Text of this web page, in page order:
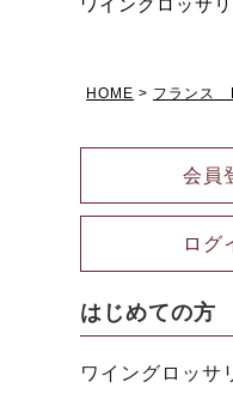
HOME フランス
会員
ログ
はじめての方
ワイングロッサ